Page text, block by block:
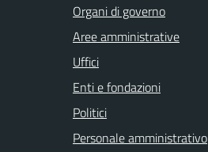
Organi di governo
Aree amministrative
Uffici
Enti e fondazioni
Politici
Personale amministrativo